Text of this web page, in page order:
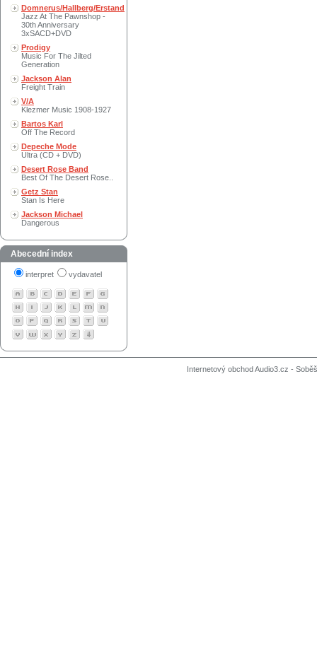
Domnerus/Hallberg/Erstand
Jazz At The Pawnshop -
30th Anniversary
3xSACD+DVD
Prodigy
Music For The Jilted
Generation
Jackson Alan
Freight Train
V/A
Klezmer Music 1908-1927
Bartos Karl
Off The Record
Depeche Mode
Ultra (CD + DVD)
Desert Rose Band
Best Of The Desert Rose..
Getz Stan
Stan Is Here
Jackson Michael
Dangerous
Abecední index
interpret vydavatel
Internetový obchod Audio3.cz -